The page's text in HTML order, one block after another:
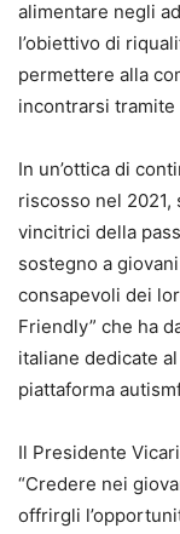
alimentare negli
l’obiettivo di
permettere alla
incontrarsi
In un’ottica di
riscosso nel
vincitrici della
sostegno a
consapevoli dei
Friendly” che ha
italiane dedicate
piattaforma
Il Presidente
“Credere nei
offrirgli